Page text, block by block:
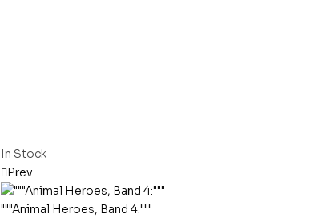
In Stock
Prev
"""Animal Heroes, Band 4:"""